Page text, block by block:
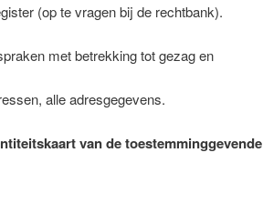
(op te vragen bij de rechtbank).
met betrekking tot gezag en
alle adresgegevens.
van de toestemminggevende